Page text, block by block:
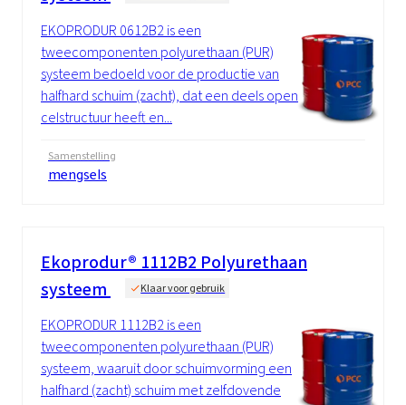
EKOPRODUR 0612B2 is een
tweecomponenten polyurethaan (PUR)
systeem bedoeld voor de productie van
halfhard schuim (zacht), dat een deels open
celstructuur heeft en...
Samenstelling
mengsels
Ekoprodur® 1112B2 Polyurethaan
systeem
Klaar voor gebruik
EKOPRODUR 1112B2 is een
tweecomponenten polyurethaan (PUR)
systeem, waaruit door schuimvorming een
halfhard (zacht) schuim met zelfdovende